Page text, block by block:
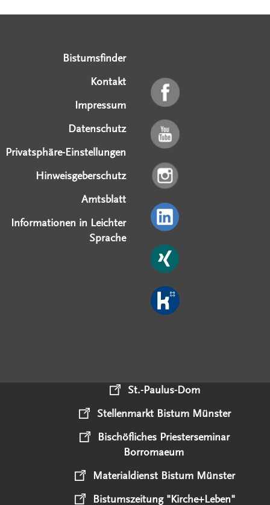
Bistumsfinder
Kontakt
Impressum
Datenschutz
Privatsphäre-Einstellungen
Hinweisgeberschutz
Amtsblatt
Informationen in Leichter
Sprache
St.-Paulus-Dom
Stellenmarkt Bistum Münster
Bischöfliches Priesterseminar
Borromaeum
Materialdienst Bistum Münster
Bistumszeitung "Kirche+Leben"